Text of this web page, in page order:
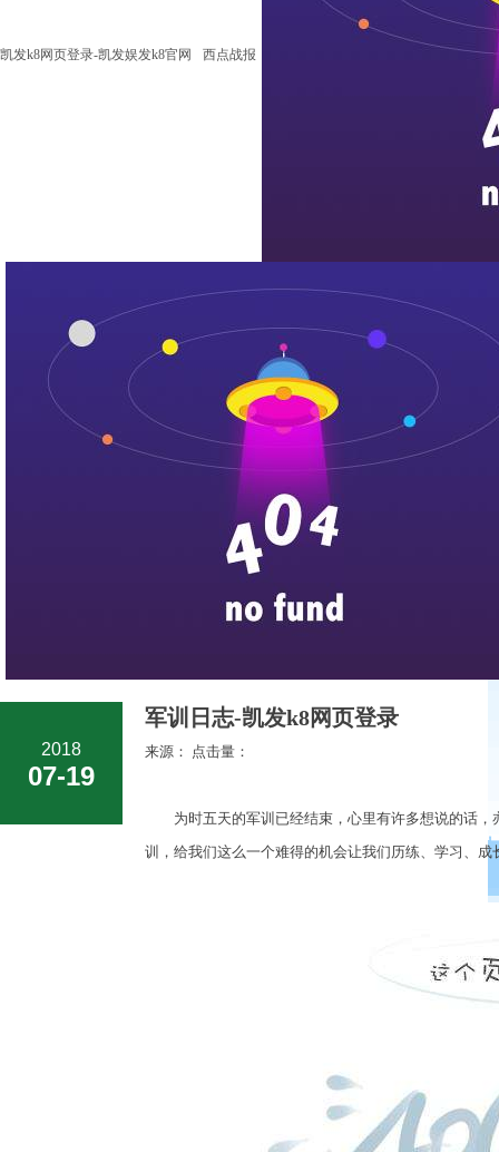
凯发k8网页登录-凯发娱发k8官网 西点战报
2018
07-19
军训日志-凯发k8网页登录
来源： 点击量：
为时五天的军训已经结束，心里有许多想说的话，
训，给我们这么一个难得的机会让我们历练、学习、成